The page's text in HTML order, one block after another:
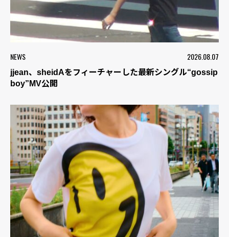
NEWS 2026.08.07
jjean、sheidAをフィーチャーした最新シングル“gossip
boy”MV公開